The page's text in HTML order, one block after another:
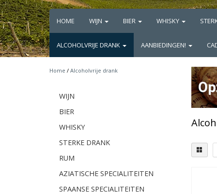
HOME WIJN BIER WHISKY
ALCOHOLVRIJE DRANK AANBIEDINGEN!
Home / Alcoholvrije drank
WIJN
BIER
WHISKY
STERKE DRANK
RUM
AZIATISCHE SPECIALITEITEN
SPAANSE SPECIALITEITEN